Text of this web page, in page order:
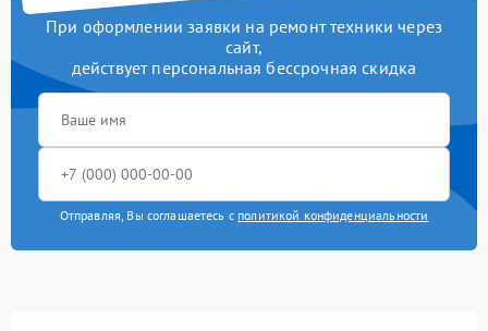
При оформлении заявки на ремонт техники через
сайт,
действует персональная бессрочная скидка
Отправляя, Вы соглашаетесь с политикой конфиденциальности